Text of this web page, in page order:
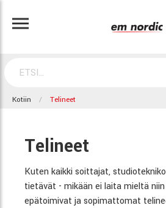
Kotiin Telineet
Telineet
Kuten kaikki soittajat,
tietävät - mikään ei laita mieltä
epätoimivat ja sopimattomat